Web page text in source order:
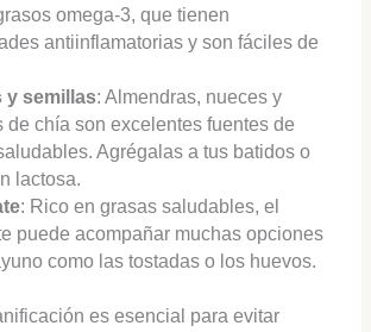
omega-3, que tienen
antiinflamatorias y son fáciles de
y semillas: Almendras, nueces y
de chía son excelentes fuentes de
Agrégalas a tus batidos o
lactosa.
: Rico en grasas saludables, el
puede acompañar muchas opciones
como las tostadas o los huevos.
es esencial para evitar